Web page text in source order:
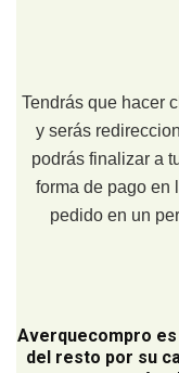
Tendrás que hacer
y serás
podrás finalizar a
forma de pago en
pedido en un
Averquecompro
del resto por su